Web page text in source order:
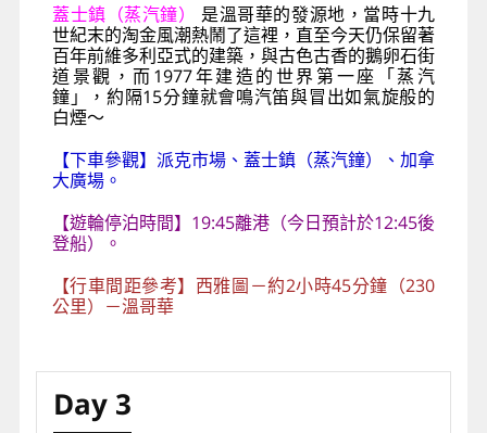
蓋士鎮（蒸汽鐘）
是溫哥華的發源地，當時十九
世紀末的淘金風潮熱鬧了這裡，直至今天仍保留著
百年前維多利亞式的建築，與古色古香的鵝卵石街
道景觀，而1977年建造的世界第一座「蒸汽
鐘」，約隔15分鐘就會鳴汽笛與冒出如氣旋般的
白煙～
【下車參觀】派克市場、蓋士鎮（蒸汽鐘）、加拿
大廣場。
【遊輪停泊時間】19:45離港（今日預計於12:45後
登船）。
【行車間距參考】西雅圖－約2小時45分鐘（230
公里）－溫哥華
Day 3